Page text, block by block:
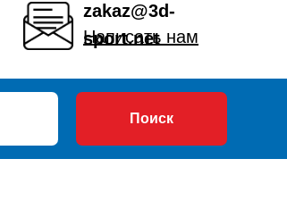
zakaz@3d-
sport.net
Написать нам
Поиск